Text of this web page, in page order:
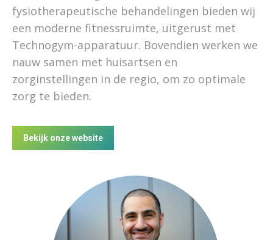
fysiotherapeutische behandelingen bieden wij
een moderne fitnessruimte, uitgerust met
Technogym-apparatuur. Bovendien werken we
nauw samen met huisartsen en
zorginstellingen in de regio, om zo optimale
zorg te bieden.
Bekijk onze website